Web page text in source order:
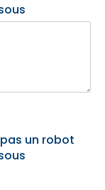
un robot